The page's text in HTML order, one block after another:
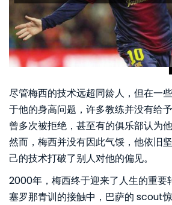
尽管梅西的技术远超同龄人，但在一
于他的身高问题，许多教练并没有给
曾多次被拒绝，甚至有的俱乐部认为
然而，梅西并没有因此气馁，他依旧
己的技术打破了别人对他的偏见。
2000年，梅西终于迎来了人生的重要
塞罗那青训的接触中，巴萨的 scout